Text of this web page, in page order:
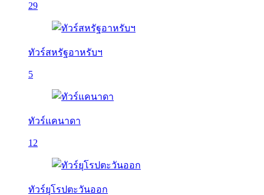
29
ทัวร์สหรัฐอาหรับฯ
5
ทัวร์แคนาดา
12
ทัวร์ยุโรปตะวันออก